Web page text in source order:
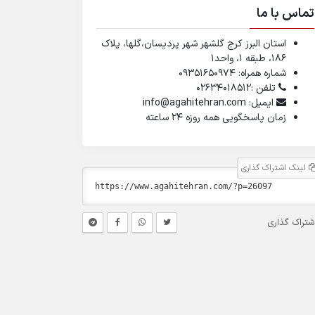
تماس با ما
استان البرز کرج گلشهر شهر پردیسان،گلها، پلاک
۱۸۶، طبقه ۱، واحد1
شماره همراه: 09351650974
تلفن :02634018512
ایمیل: info@agahitehran.com
زمان پاسخگویی همه روزه 24 ساعته
لینک اشتراک گذاری
گذاری